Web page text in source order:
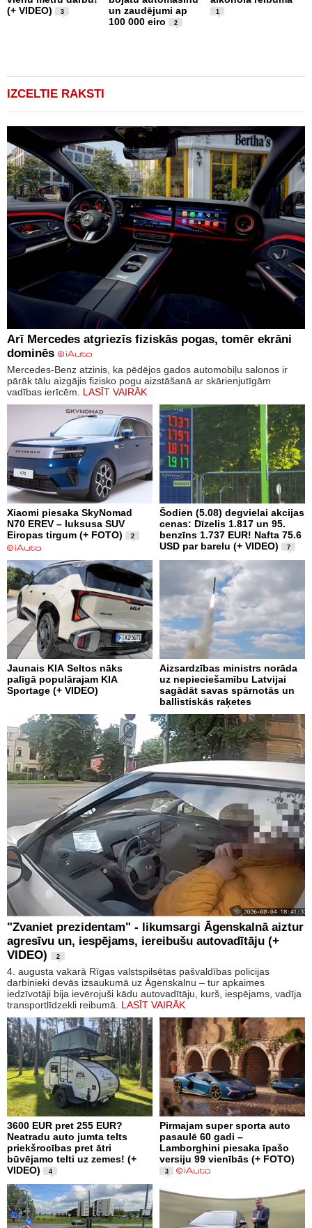
(+ VIDEO)
3
un zaudējumi ap
100 000 eiro
2
1
IZCELTIE RAKSTI
Arī Mercedes atgriezīs fiziskās pogas, tomēr ekrāni
dominēs
Mercedes-Benz atzinis, ka pēdējos gados automobiļu salonos ir
pārāk tālu aizgājis fizisko pogu aizstāšanā ar skārienjutīgām
vadības ierīcēm. LASĪT VAIRĀK
Xiaomi piesaka SkyNomad
N70 EREV – luksusa SUV
Eiropas tirgum (+ FOTO)
2
Šodien (5.08) degvielai akcijas
cenas: Dīzelis 1.817 un 95.
benzīns 1.737 EUR! Nafta 75.6
USD par barelu (+ VIDEO)
7
Jaunais KIA Seltos nāks
palīgā populārajam KIA
Sportage (+ VIDEO)
Aizsardzības ministrs norāda
uz nepieciešamību Latvijai
sagādāt savas spārnotās un
ballistiskās raķetes
"Zvaniet prezidentam" - likumsargi Āgenskalnā aiztur
agresīvu un, iespējams, iereibušu autovadītāju (+
VIDEO)
2
4. augusta vakarā Rīgas valstspilsētas pašvaldības policijas
darbinieki devās izsaukumā uz Āgenskalnu – tur apkaimes
iedzīvotāji bija ievērojuši kādu autovadītāju, kurš, iespējams, vadīja
transportlīdzekli reibumā. LASĪT VAIRĀK
3600 EUR pret 255 EUR?
Neatradu auto jumta telts
priekšrocības pret ātri
būvējamo telti uz zemes! (+
VIDEO)
4
Pirmajam super sporta auto
pasaulē 60 gadi –
Lamborghini piesaka īpašo
versiju 99 vienībās (+ FOTO)
3